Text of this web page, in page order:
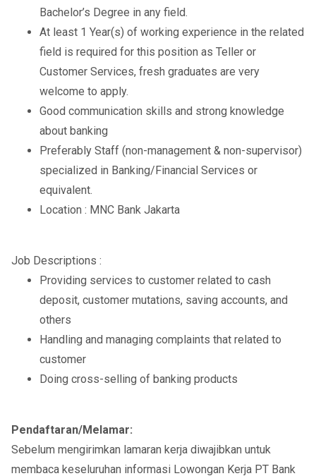
Bachelor’s Degree in any field.
At least 1 Year(s) of working experience in the related
field is required for this position as Teller or
Customer Services, fresh graduates are very
welcome to apply.
Good communication skills and strong knowledge
about banking
Preferably Staff (non-management & non-supervisor)
specialized in Banking/Financial Services or
equivalent.
Location : MNC Bank Jakarta
Job Descriptions :
Providing services to customer related to cash
deposit, customer mutations, saving accounts, and
others
Handling and managing complaints that related to
customer
Doing cross-selling of banking products
Pendaftaran/Melamar:
Sebelum mengirimkan lamaran kerja diwajibkan untuk
membaca keseluruhan informasi Lowongan Kerja PT Bank